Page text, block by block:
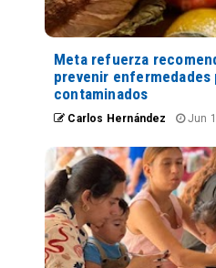
Meta refuerza
prevenir enfermedades
contaminados
Carlos Hernández Jun